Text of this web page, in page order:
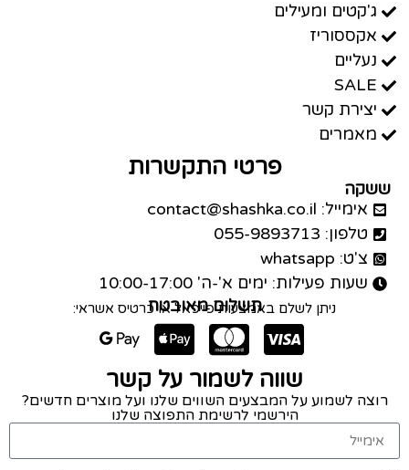
ג'קטים ומעילים
אקססוריז
נעליים
SALE
יצירת קשר
מאמרים
פרטי התקשרות
ששקה
אימייל: contact@shashka.co.il
טלפון: 055-9893713
צ'ט: whatsapp
שעות פעילות: ימים א'-ה' 10:00-17:00
תשלום מאובטח
ניתן לשלם באמצעות פייפאל או כרטיס אשראי:
שווה לשמור על קשר
רוצה לשמוע על המבצעים השווים שלנו ועל מוצרים חדשים?
הירשמי לרשימת התפוצה שלנו